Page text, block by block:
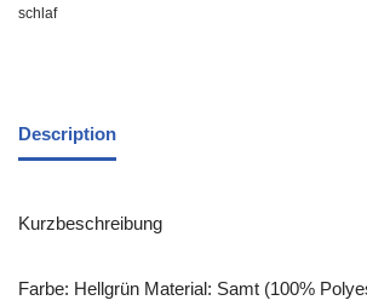
schlaf
Description
Kurzbeschreibung
Farbe: Hellgrün Material: Samt (100%